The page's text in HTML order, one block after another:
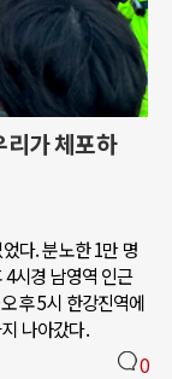
가 체포하
다. 분노한 1만 명
시경 남영역 인근
후 5시 한강진역에
나아갔다.
0